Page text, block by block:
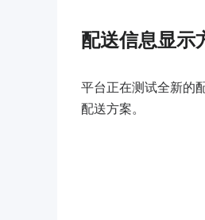
配送信息显示
平台正在测试全新的
配送方案。